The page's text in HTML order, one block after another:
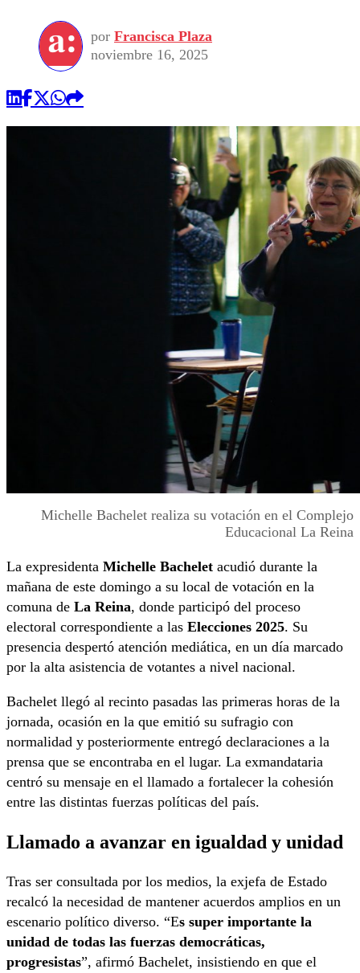
por Francisca Plaza
noviembre 16, 2025
Michelle Bachelet realiza su votación en el Complejo
Educacional La Reina
La expresidenta Michelle Bachelet acudió durante la
mañana de este domingo a su local de votación en la
comuna de La Reina, donde participó del proceso
electoral correspondiente a las Elecciones 2025. Su
presencia despertó atención mediática, en un día marcado
por la alta asistencia de votantes a nivel nacional.
Bachelet llegó al recinto pasadas las primeras horas de la
jornada, ocasión en la que emitió su sufragio con
normalidad y posteriormente entregó declaraciones a la
prensa que se encontraba en el lugar. La exmandataria
centró su mensaje en el llamado a fortalecer la cohesión
entre las distintas fuerzas políticas del país.
Llamado a avanzar en igualdad y unidad
Tras ser consultada por los medios, la exjefa de Estado
recalcó la necesidad de mantener acuerdos amplios en un
escenario político diverso. “Es super importante la
unidad de todas las fuerzas democráticas,
progresistas”, afirmó Bachelet, insistiendo en que el